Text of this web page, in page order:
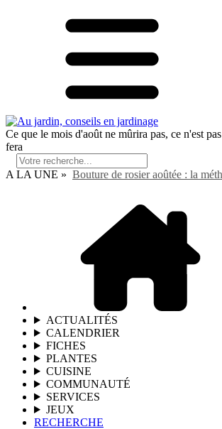
Ce que le mois d'août ne mûrira pas, ce n'est
fera
A LA UNE » Bouture de rosier aoûtée : la
ACTUALITÉS
CALENDRIER
FICHES
PLANTES
CUISINE
COMMUNAUTÉ
SERVICES
JEUX
RECHERCHE